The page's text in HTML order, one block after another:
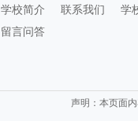
学校简介
联系我们 学
留言问答
声明：本页面